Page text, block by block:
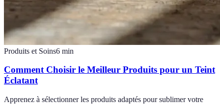
Produits et Soins6 min
Comment Choisir le Meilleur Produits pour un Teint
Éclatant
Apprenez à sélectionner les produits adaptés pour sublimer votre